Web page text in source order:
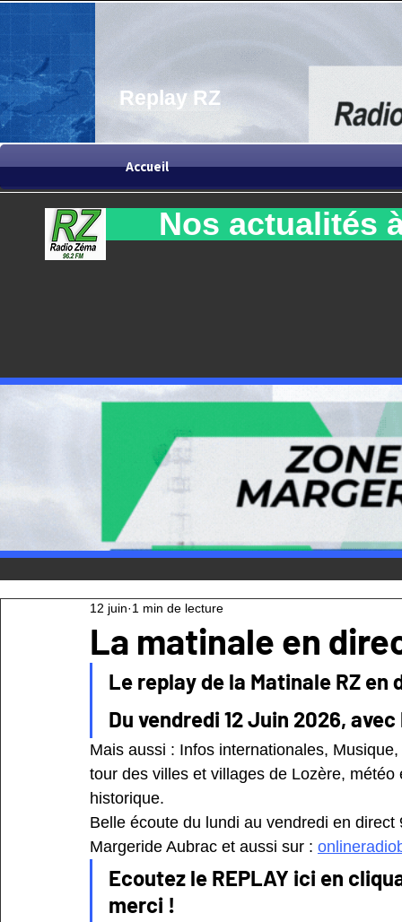
Replay RZ
Accueil
Nos actualités
La matinale en
12 juin 1 min de lecture
Le replay de la Matinale RZ
Du vendredi 12 Juin 2026,
Mais aussi : Infos internationales,
tour des villes et villages de Lozère,
historique.
Belle écoute du lundi au vendredi en direct
Margeride Aubrac et aussi sur :
Ecoutez le REPLAY ici en
merci !